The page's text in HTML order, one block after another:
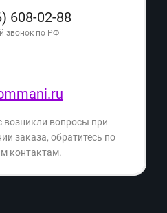
Weissgauff
608-02-88
звонок по РФ
возникли вопросы при
заказа, обратитесь по
контактам.